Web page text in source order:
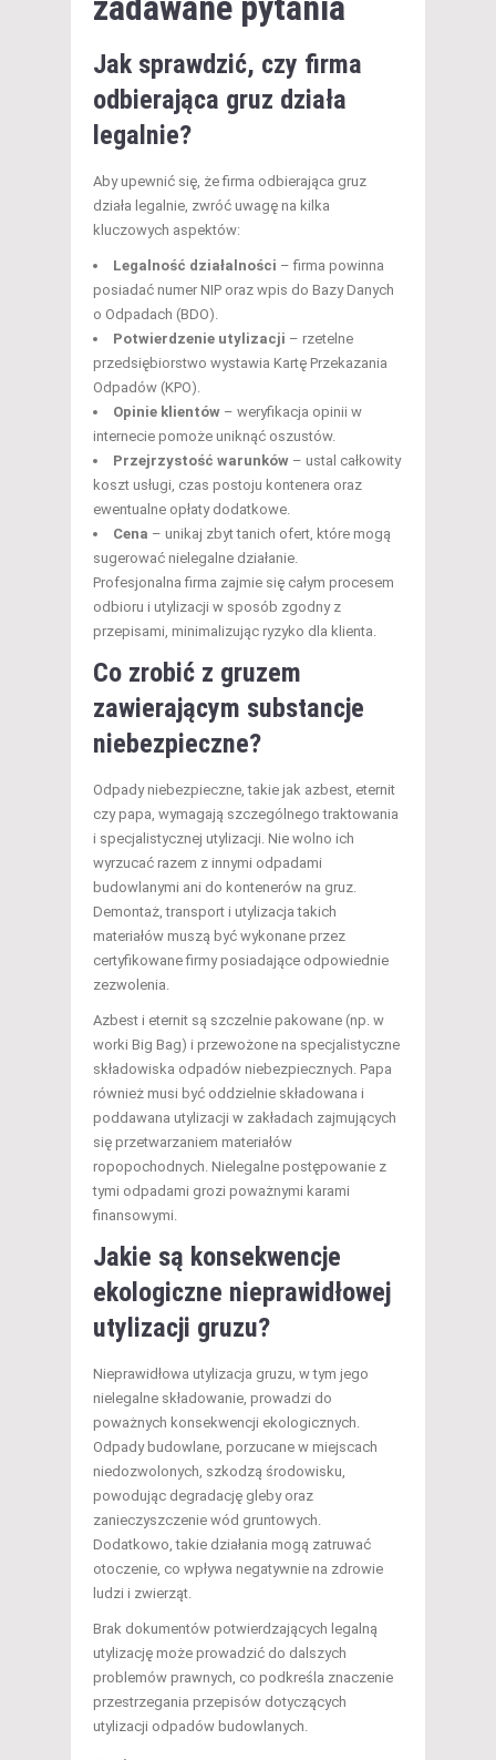
Jak sprawdzić, czy firma
odbierająca gruz działa
legalnie?
Aby upewnić się, że firma odbierająca gruz
działa legalnie, zwróć uwagę na kilka
kluczowych aspektów:
Legalność działalności – firma powinna
posiadać numer NIP oraz wpis do Bazy Danych
o Odpadach (BDO).
Potwierdzenie utylizacji – rzetelne
przedsiębiorstwo wystawia Kartę Przekazania
Odpadów (KPO).
Opinie klientów – weryfikacja opinii w
internecie pomoże uniknąć oszustów.
Przejrzystość warunków – ustal całkowity
koszt usługi, czas postoju kontenera oraz
ewentualne opłaty dodatkowe.
Cena – unikaj zbyt tanich ofert, które mogą
sugerować nielegalne działanie.
Profesjonalna firma zajmie się całym procesem
odbioru i utylizacji w sposób zgodny z
przepisami, minimalizując ryzyko dla klienta.
Co zrobić z gruzem
zawierającym substancje
niebezpieczne?
Odpady niebezpieczne, takie jak azbest, eternit
czy papa, wymagają szczególnego traktowania
i specjalistycznej utylizacji. Nie wolno ich
wyrzucać razem z innymi odpadami
budowlanymi ani do kontenerów na gruz.
Demontaż, transport i utylizacja takich
materiałów muszą być wykonane przez
certyfikowane firmy posiadające odpowiednie
zezwolenia.
Azbest i eternit są szczelnie pakowane (np. w
worki Big Bag) i przewożone na specjalistyczne
składowiska odpadów niebezpiecznych. Papa
również musi być oddzielnie składowana i
poddawana utylizacji w zakładach zajmujących
się przetwarzaniem materiałów
ropopochodnych. Nielegalne postępowanie z
tymi odpadami grozi poważnymi karami
finansowymi.
Jakie są konsekwencje
ekologiczne nieprawidłowej
utylizacji gruzu?
Nieprawidłowa utylizacja gruzu, w tym jego
nielegalne składowanie, prowadzi do
poważnych konsekwencji ekologicznych.
Odpady budowlane, porzucane w miejscach
niedozwolonych, szkodzą środowisku,
powodując degradację gleby oraz
zanieczyszczenie wód gruntowych.
Dodatkowo, takie działania mogą zatruwać
otoczenie, co wpływa negatywnie na zdrowie
ludzi i zwierząt.
Brak dokumentów potwierdzających legalną
utylizację może prowadzić do dalszych
problemów prawnych, co podkreśla znaczenie
przestrzegania przepisów dotyczących
utylizacji odpadów budowlanych.